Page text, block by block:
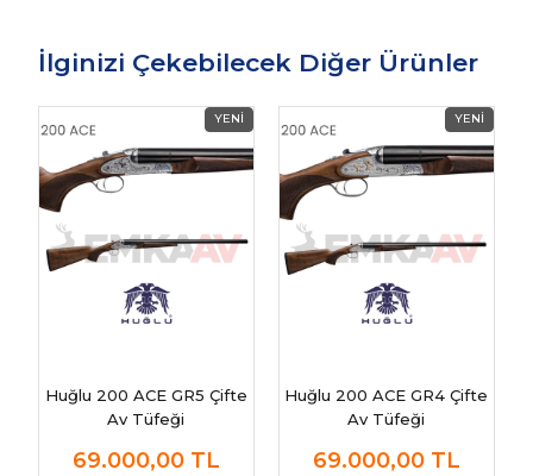
İlginizi Çekebilecek Diğer Ürünler
Huğlu 200 ACE GR5 Çifte
Av Tüfeği
69.000,00 TL
Huğlu 200 ACE GR4 Çifte
Av Tüfeği
69.000,00 TL